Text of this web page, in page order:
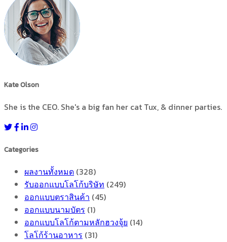
Kate Olson
She is the CEO. She's a big fan her cat Tux, & dinner parties.
Categories
ผลงานทั้งหมด (328)
รับออกแบบโลโก้บริษัท (249)
ออกแบบตราสินค้า (45)
ออกแบบนามบัตร (1)
ออกแบบโลโก้ตามหลักฮวงจุ้ย (14)
โลโก้ร้านอาหาร (31)